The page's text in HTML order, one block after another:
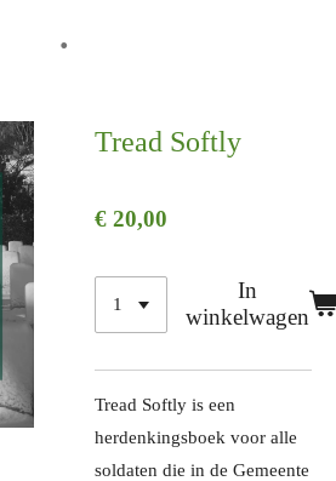
.
Tread Softly
€ 20,00
In
winkelwagen
Tread Softly is een
herdenkingsboek voor alle
soldaten die in de Gemeente